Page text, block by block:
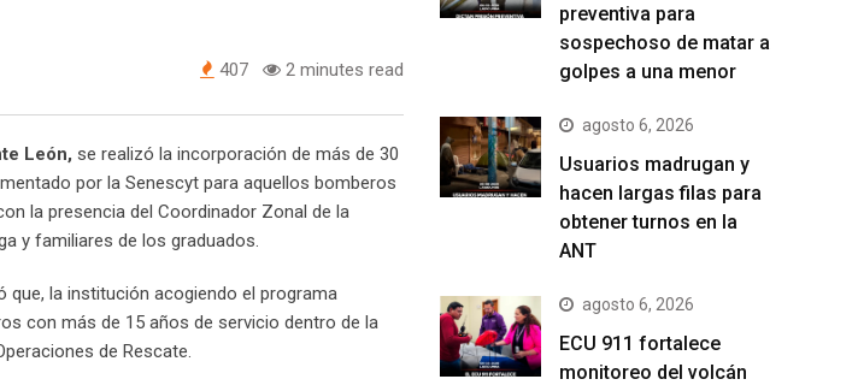
407 2 minutes read
León, se realizó la incorporación de más de 30
por la Senescyt para aquellos bomberos
la presencia del Coordinador Zonal de la
y familiares de los graduados.
la institución acogiendo el programa
con más de 15 años de servicio dentro de la
de Rescate.
preventiva para
sospechoso de matar a
golpes a una menor
agosto 6, 2026
Usuarios madrugan y
hacen largas filas para
obtener turnos en la
ANT
agosto 6, 2026
ECU 911 fortalece
monitoreo del volcán